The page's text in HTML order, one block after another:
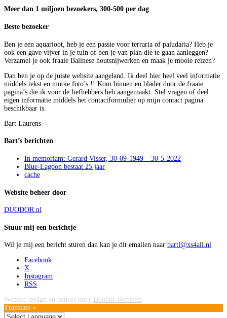
Meer dan 1 miljoen bezoekers, 300-500 per dag
Beste bezoeker
Ben je een aquarioot, heb je een passie voor terraria of paludaria? Heb je
ook een gave vijver in je tuin of ben je van plan die te gaan aanleggen?
Verzamel je ook fraaie Balinese houtsnijwerken en maak je mooie reizen?
Dan ben je op de juiste website aangeland. Ik deel hier heel veel informatie
middels tekst en mooie foto’s !! Kom binnen en blader door de fraaie
pagina’s die ik voor de liefhebbers heb aangemaakt. Stel vragen of deel
eigen informatie middels het contactformulier op mijn contact pagina
beschikbaar is.
Bart Laurens
Bart’s berichten
In memoriam: Gerard Visser, 30-09-1949 – 30-5-2022
Blue-Lagoon bestaat 25 jaar
cache
Website beheer door
DUODOR.nl
Stuur mij een berichtje
Wil je mij een bericht sturen dan kan je dit emailen naar bartl@xs4all.nl
Facebook
X
Instagram
RSS
Website design en beheer door Duodor Websites
Translate »